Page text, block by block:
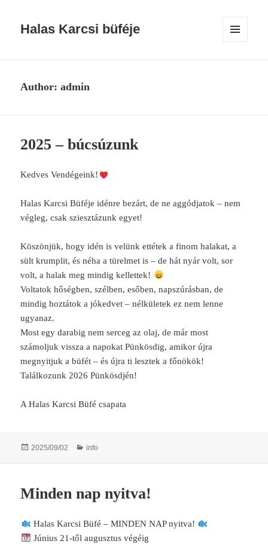
Halas Karcsi büféje
Author:admin
2025 – búcsúzunk
Kedves Vendégeink!
Halas Karcsi Büféje idénre bezárt, de ne aggódjatok – nem
végleg, csak sziesztázunk egyet!
Köszönjük, hogy idén is velünk ettétek a finom halakat, a
sült krumplit, és néha a türelmet is – de hát nyár volt, sor
volt, a halak meg mindig kellettek!
Voltatok hőségben, szélben, esőben, napszúrásban, de
mindig hoztátok a jókedvet – nélkületek ez nem lenne
ugyanaz.
Most egy darabig nem serceg az olaj, de már most
számoljuk vissza a napokat Pünkösdig, amikor újra
megnyitjuk a büfét – és újra ti lesztek a főnökök!
Találkozunk 2026 Pünkösdjén!
A Halas Karcsi Büfé csapata
Posted
2025/09/02 Categories
info
Minden nap nyitva!
Halas Karcsi Büfé – MINDEN NAP nyitva!
Június 21-től augusztus végéig